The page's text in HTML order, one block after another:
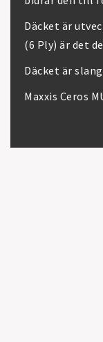
Däcket är
(6 Ply) är det
Däcket är
Maxxis Ceros